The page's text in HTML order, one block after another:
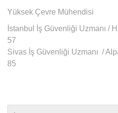
Yüksek Çevre Mühendisi
İstanbul İş Güvenliği Uzmanı /
57
Sivas İş Güvenliği Uzmanı /
85